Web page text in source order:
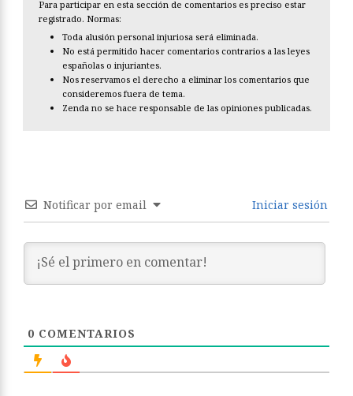
Para participar en esta sección de comentarios es preciso estar
registrado. Normas:
Toda alusión personal injuriosa será eliminada.
No está permitido hacer comentarios contrarios a las leyes
españolas o injuriantes.
Nos reservamos el derecho a eliminar los comentarios que
consideremos fuera de tema.
Zenda no se hace responsable de las opiniones publicadas.
Notificar por email Iniciar sesión
0 COMENTARIOS